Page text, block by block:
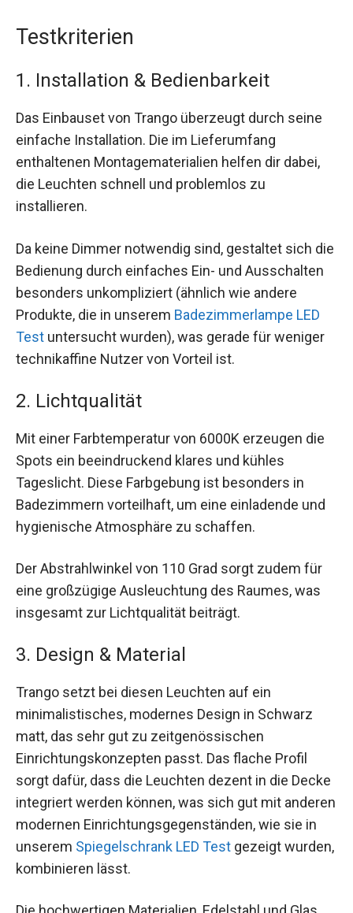
Testkriterien
1. Installation & Bedienbarkeit
Das Einbauset von Trango überzeugt durch seine
einfache Installation. Die im Lieferumfang
enthaltenen Montagematerialien helfen dir dabei,
die Leuchten schnell und problemlos zu
installieren.
Da keine Dimmer notwendig sind, gestaltet sich die
Bedienung durch einfaches Ein- und Ausschalten
besonders unkompliziert (ähnlich wie andere
Produkte, die in unserem Badezimmerlampe LED
Test untersucht wurden), was gerade für weniger
technikaffine Nutzer von Vorteil ist.
2. Lichtqualität
Mit einer Farbtemperatur von 6000K erzeugen die
Spots ein beeindruckend klares und kühles
Tageslicht. Diese Farbgebung ist besonders in
Badezimmern vorteilhaft, um eine einladende und
hygienische Atmosphäre zu schaffen.
Der Abstrahlwinkel von 110 Grad sorgt zudem für
eine großzügige Ausleuchtung des Raumes, was
insgesamt zur Lichtqualität beiträgt.
3. Design & Material
Trango setzt bei diesen Leuchten auf ein
minimalistisches, modernes Design in Schwarz
matt, das sehr gut zu zeitgenössischen
Einrichtungskonzepten passt. Das flache Profil
sorgt dafür, dass die Leuchten dezent in die Decke
integriert werden können, was sich gut mit anderen
modernen Einrichtungsgegenständen, wie sie in
unserem Spiegelschrank LED Test gezeigt wurden,
kombinieren lässt.